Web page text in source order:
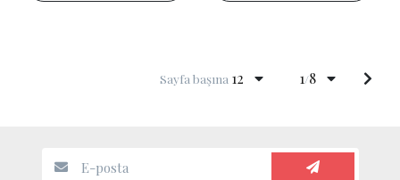
Sayfa başına 12 1/8